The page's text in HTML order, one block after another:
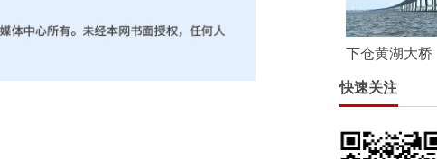
下仓黄湖大桥
快速关注